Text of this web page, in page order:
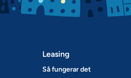
Leasing
Så fungerar det